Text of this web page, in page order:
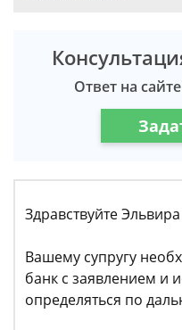
Ответ на
Здравствуйте Эльвира
Вашему супругу
банк с заявлением и
определяться по